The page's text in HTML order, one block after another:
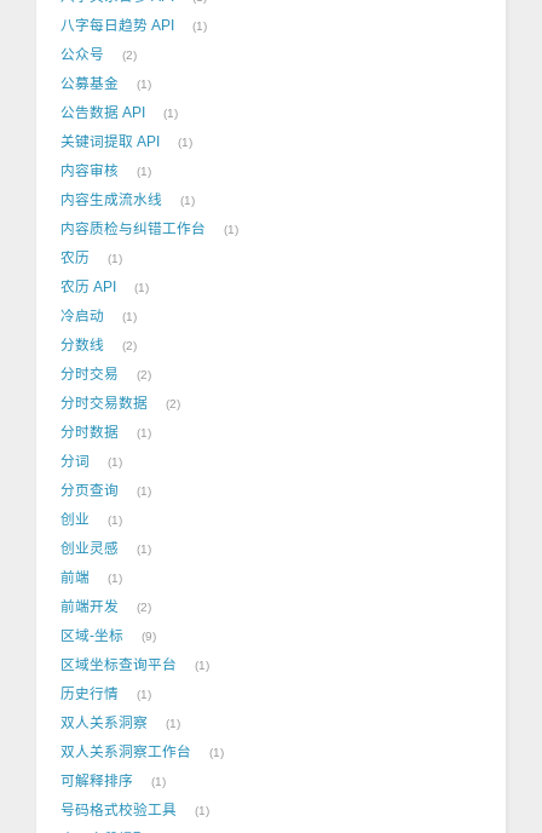
八字每日趋势 API 1
公众号 2
公募基金 1
公告数据 API 1
关键词提取 API 1
内容审核 1
内容生成流水线 1
内容质检与纠错工作台 1
农历 1
农历 API 1
冷启动 1
分数线 2
分时交易 2
分时交易数据 2
分时数据 1
分词 1
分页查询 1
创业 1
创业灵感 1
前端 1
前端开发 2
区域-坐标 9
区域坐标查询平台 1
历史行情 1
双人关系洞察 1
双人关系洞察工作台 1
可解释排序 1
号码格式校验工具 1